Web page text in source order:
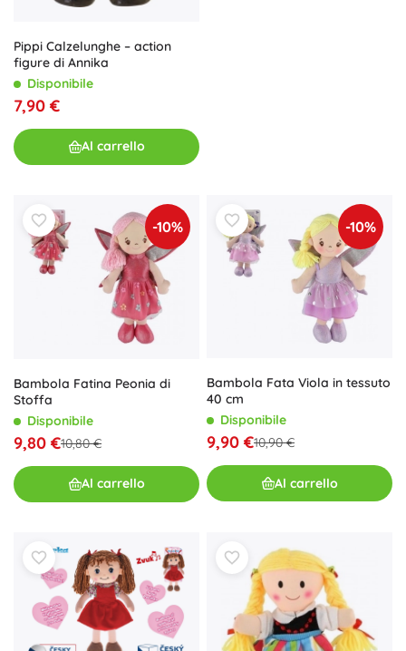
Pippi Calzelunghe – action
figure di Annika
Disponibile
7,90 €
Al carrello
-10%
Bambola Fatina Peonia di
Stoffa
Disponibile
9,80 €10,80 €
Al carrello
-10%
Bambola Fata Viola in tessuto
40 cm
Disponibile
9,90 €10,90 €
Al carrello